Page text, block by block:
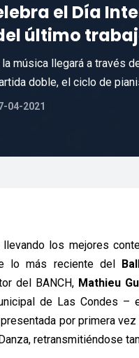
el Día
último
música llegará a través
doble, el ciclo de
04-2021
los mejores
lo más reciente del
del BANCH, Mathieu
de Las Condes –
por primera
retransmitiéndose